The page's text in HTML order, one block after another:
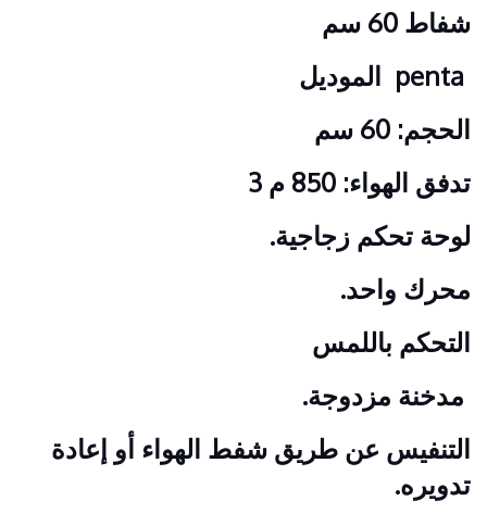
شفاط 60 سم
penta الموديل
الحجم: 60 سم
تدفق الهواء: 850 م 3
لوحة تحكم زجاجية.
محرك واحد.
التحكم باللمس
مدخنة مزدوجة.
التنفيس عن طريق شفط الهواء أو إعادة
تدويره.